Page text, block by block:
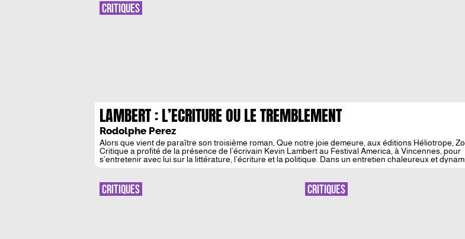
LAMBERT : L’ECRITURE OU LE TREMBLEMENT
Rodolphe Perez
Alors que vient de paraître son troisième roman, Que notre joie demeure, aux éditions Héliotrope,
Critique a profité de la présence de l’écrivain Kevin Lambert au Festival America, à Vincennes, pour
s’entretenir avec lui sur la littérature, l’écriture et la politique. Dans un entretien chaleureux et
CRITIQUES
CRITIQUES CRITIQUES